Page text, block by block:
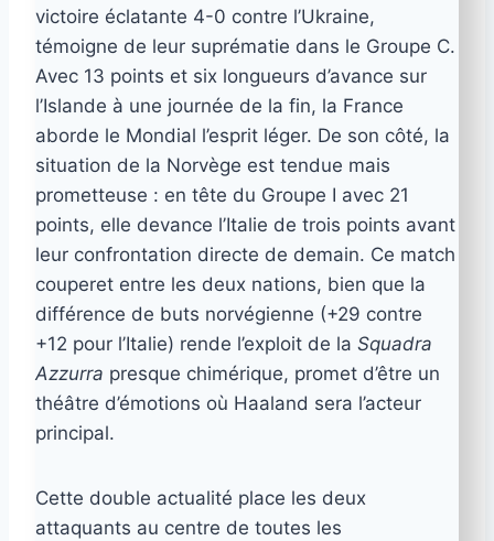
victoire éclatante 4-0 contre l’Ukraine,
témoigne de leur suprématie dans le Groupe C.
Avec 13 points et six longueurs d’avance sur
l’Islande à une journée de la fin, la France
aborde le Mondial l’esprit léger. De son côté, la
situation de la Norvège est tendue mais
prometteuse : en tête du Groupe I avec 21
points, elle devance l’Italie de trois points avant
leur confrontation directe de demain. Ce match
couperet entre les deux nations, bien que la
différence de buts norvégienne (+29 contre
+12 pour l’Italie) rende l’exploit de la Squadra
Azzurra presque chimérique, promet d’être un
théâtre d’émotions où Haaland sera l’acteur
principal.
Cette double actualité place les deux
attaquants au centre de toutes les